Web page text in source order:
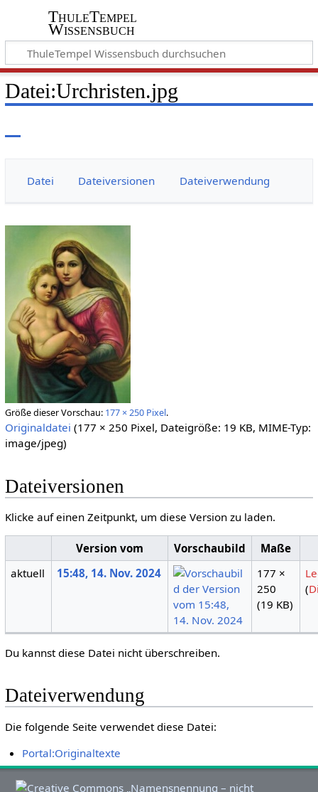
ThuleTempel
Wissensbuch
Datei:Urchristen.jpg
Datei Dateiversionen Dateiverwendung
Größe dieser Vorschau: 177 × 250 Pixel.
Originaldatei (177 × 250 Pixel, Dateigröße: 19 KB, MIME-Typ:
image/jpeg)
Dateiversionen
Klicke auf einen Zeitpunkt, um diese Version zu laden.
Version vom Vorschaubild
Maße
aktuell
15:48, 14. Nov. 2024
177 ×
250
(19 KB)
(
Du kannst diese Datei nicht überschreiben.
Dateiverwendung
Die folgende Seite verwendet diese Datei:
Portal:Originaltexte